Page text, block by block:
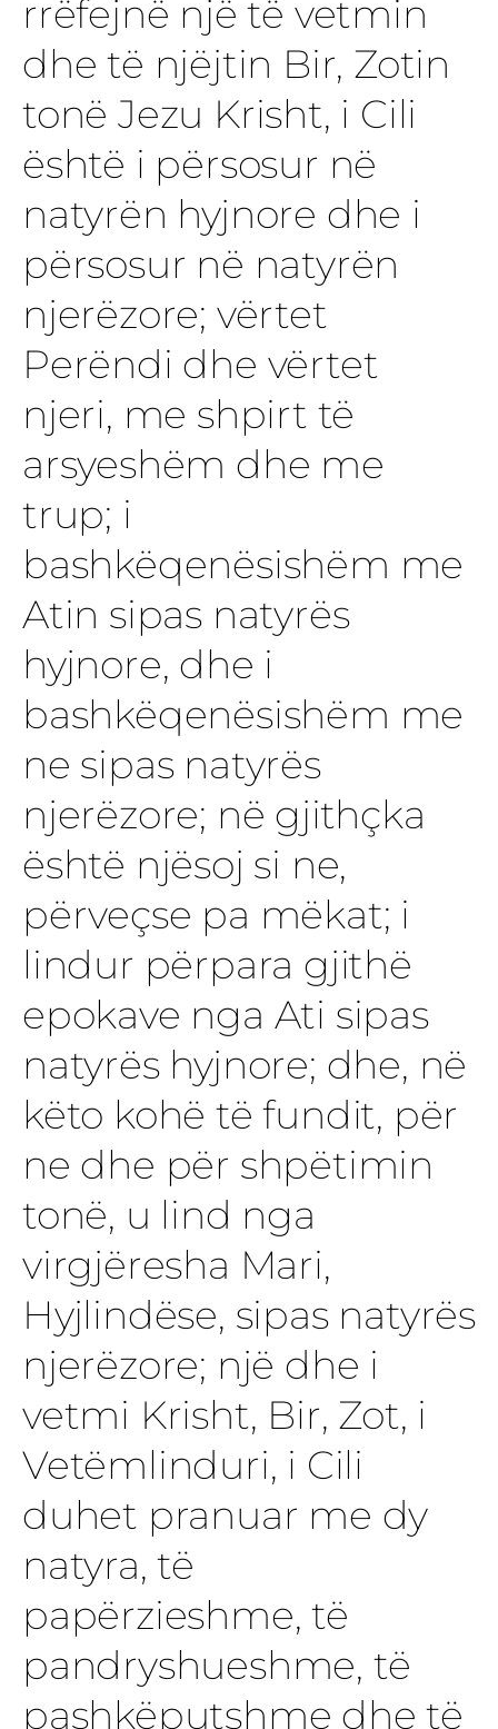
rrëfejnë një të vetmin
dhe të njëjtin Bir, Zotin
tonë Jezu Krisht, i Cili
është i përsosur në
natyrën hyjnore dhe i
përsosur në natyrën
njerëzore; vërtet
Perëndi dhe vërtet
njeri, me shpirt të
arsyeshëm dhe me
trup; i
bashkëqenësishëm me
Atin sipas natyrës
hyjnore, dhe i
bashkëqenësishëm me
ne sipas natyrës
njerëzore; në gjithçka
është njësoj si ne,
përveçse pa mëkat; i
lindur përpara gjithë
epokave nga Ati sipas
natyrës hyjnore; dhe, në
këto kohë të fundit, për
ne dhe për shpëtimin
tonë, u lind nga
virgjëresha Mari,
Hyjlindëse, sipas natyrës
njerëzore; një dhe i
vetmi Krisht, Bir, Zot, i
Vetëmlinduri, i Cili
duhet pranuar me dy
natyra, të
papërzieshme, të
pandryshueshme, të
pashkëputshme dhe të